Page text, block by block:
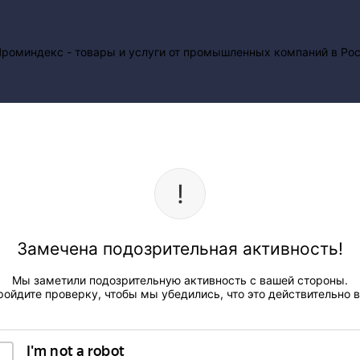
Замечена подозрительная активность!
Мы заметили подозрительную активность с вашей стороны.
проверку, чтобы мы убедились, что это действительно